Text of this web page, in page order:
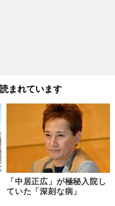
まれています
「中居正広」が極秘入院し
ていた「深刻な病」